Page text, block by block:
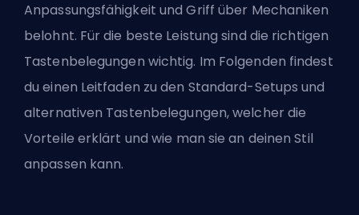
Anpassungsfähigkeit und Griff über Mechaniken
belohnt. Für die beste Leistung sind die richtigen
Tastenbelegungen wichtig. Im Folgenden findest
du einen Leitfaden zu den Standard-Setups und
alternativen Tastenbelegungen, welcher die
Vorteile erklärt und wie man sie an deinen Stil
anpassen kann.